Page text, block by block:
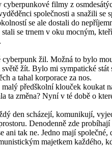
filmy z
společnosti a snažili se
se ale dostali do
se trnem v oku mocným,
žil. Možná to bylo
žít. Bylo mi sympatické
a tahal korporace za nos.
malý předškolní klouček
ta změna? Nyní v té době o
den scházejí, komunikují,
Denodenně zde
ani tak ne. Jedno mají
majetkem každého,